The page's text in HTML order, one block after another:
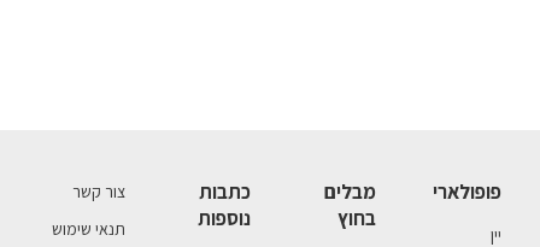
פופולארי
יין
מבלים
בחוץ
כתבות
נוספות
צור קשר
תנאי שימוש